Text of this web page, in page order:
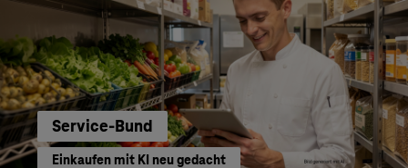
Service-Bund
Einkaufen mit KI neu gedacht